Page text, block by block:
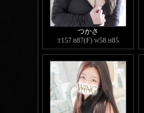
つかさ
T157 B87(F) W58 H85